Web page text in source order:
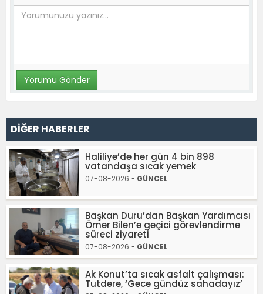
DİĞER HABERLER
Haliliye’de her gün 4 bin 898
vatandaşa sıcak yemek
07-08-2026 - GÜNCEL
Başkan Duru’dan Başkan Yardımcısı
Ömer Bilen’e geçici görevlendirme
süreci ziyareti
07-08-2026 - GÜNCEL
Ak Konut’ta sıcak asfalt çalışması:
Tutdere, ‘Gece gündüz sahadayız’